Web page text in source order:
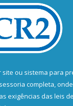
site ou sistema para
completa,
exigências das leis